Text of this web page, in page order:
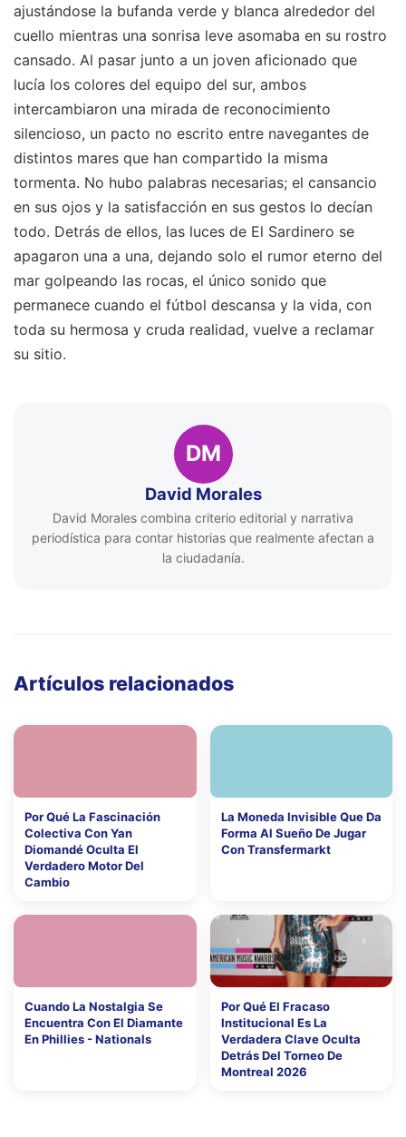
ajustándose la bufanda verde y blanca alrededor del
cuello mientras una sonrisa leve asomaba en su rostro
cansado. Al pasar junto a un joven aficionado que
lucía los colores del equipo del sur, ambos
intercambiaron una mirada de reconocimiento
silencioso, un pacto no escrito entre navegantes de
distintos mares que han compartido la misma
tormenta. No hubo palabras necesarias; el cansancio
en sus ojos y la satisfacción en sus gestos lo decían
todo. Detrás de ellos, las luces de El Sardinero se
apagaron una a una, dejando solo el rumor eterno del
mar golpeando las rocas, el único sonido que
permanece cuando el fútbol descansa y la vida, con
toda su hermosa y cruda realidad, vuelve a reclamar
su sitio.
DM
David Morales
David Morales combina criterio editorial y narrativa
periodística para contar historias que realmente afectan a
la ciudadanía.
Artículos relacionados
Por Qué La Fascinación
Colectiva Con Yan
Diomandé Oculta El
Verdadero Motor Del
Cambio
La Moneda Invisible Que Da
Forma Al Sueño De Jugar
Con Transfermarkt
Cuando La Nostalgia Se
Encuentra Con El Diamante
En Phillies - Nationals
Por Qué El Fracaso
Institucional Es La
Verdadera Clave Oculta
Detrás Del Torneo De
Montreal 2026